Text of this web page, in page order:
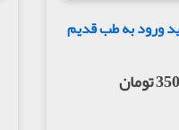
ورود به طب قدیم